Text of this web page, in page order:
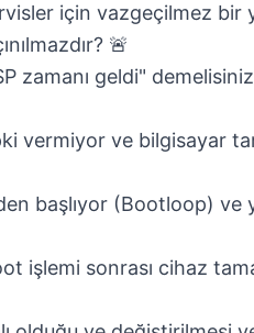
için vazgeçilmez bir
🚨
zamanı geldi"
vermiyor ve bilgisayar
başlıyor (Bootloop) ve
işlemi sonrası cihaz